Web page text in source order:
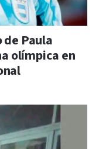
de Paula
olímpica en